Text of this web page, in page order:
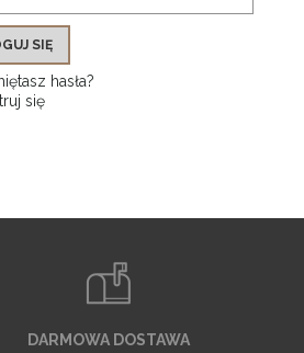
SIĘ
hasła?
się
DARMOWA DOSTAWA